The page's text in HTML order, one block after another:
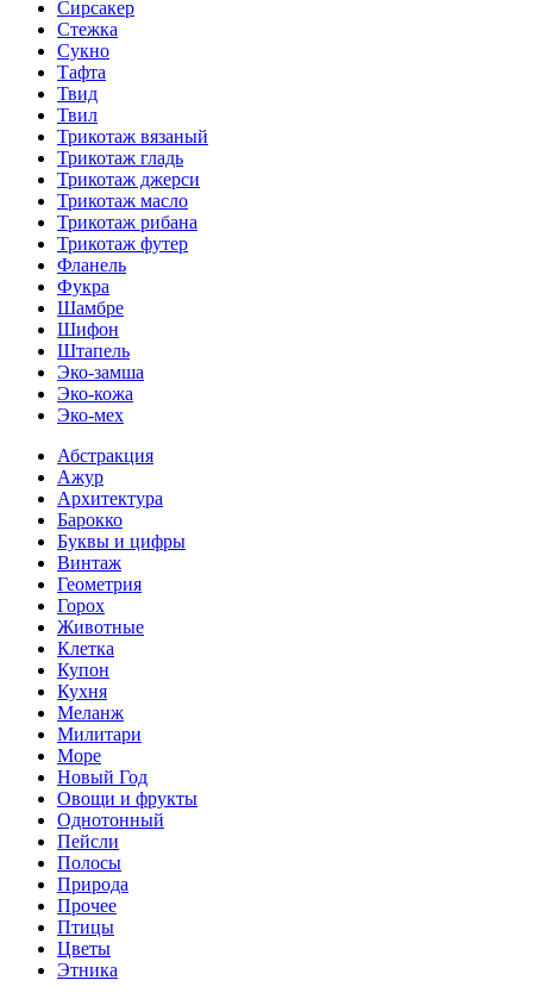
Сирсакер
Стежка
Сукно
Тафта
Твид
Твил
Трикотаж вязаный
Трикотаж гладь
Трикотаж джерси
Трикотаж масло
Трикотаж рибана
Трикотаж футер
Фланель
Фукра
Шамбре
Шифон
Штапель
Эко-замша
Эко-кожа
Эко-мех
Абстракция
Ажур
Архитектура
Барокко
Буквы и цифры
Винтаж
Геометрия
Горох
Животные
Клетка
Купон
Кухня
Меланж
Милитари
Море
Новый Год
Овощи и фрукты
Однотонный
Пейсли
Полосы
Природа
Прочее
Птицы
Цветы
Этника